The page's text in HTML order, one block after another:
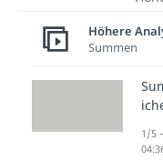
Höhere
Summen
1/5